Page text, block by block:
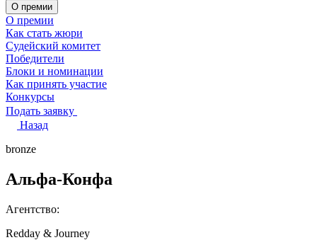
О премии
О премии
Как стать жюри
Судейский комитет
Победители
Блоки и номинации
Как принять участие
Конкурсы
Подать заявку
Назад
bronze
Альфа-Конфа
Агентство:
Redday & Journey